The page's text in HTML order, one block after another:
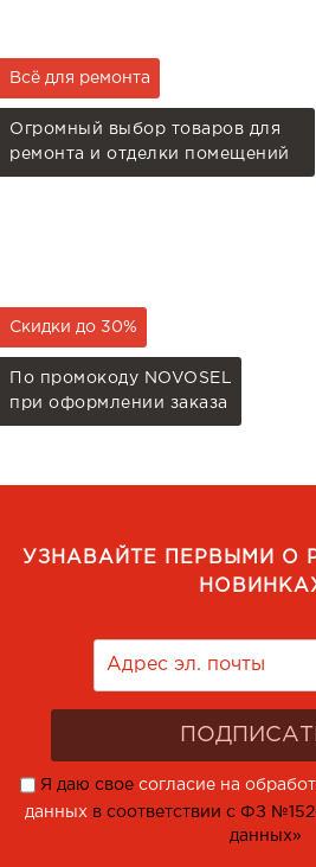
Всё для ремонта
Огромный выбор товаров для
ремонта и отделки помещений
Скидки до 30%
По промокоду NOVOSEL
при оформлении заказа
УЗНАВАЙТЕ ПЕРВЫМИ О
Я даю свое согласие на
данных в соответствии с ФЗ
данных»